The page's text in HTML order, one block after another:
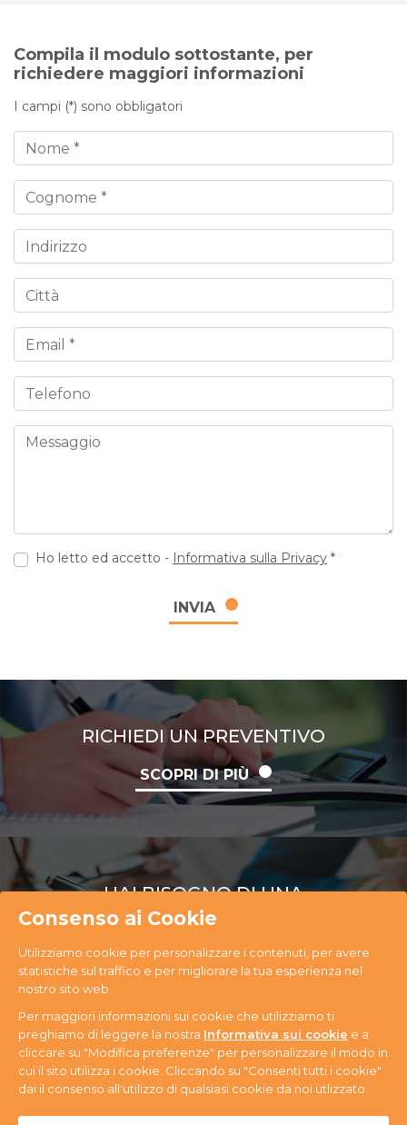
Compila il modulo sottostante, per
richiedere maggiori informazioni
I campi (*) sono obbligatori
Nome
Cognome
Indirizzo
Città
Email
Telefono
Messaggio
Ho letto ed accetto - Informativa sulla Privacy *
INVIA
RICHIEDI UN PREVENTIVO
SCOPRI DI PIÙ
HAI BISOGNO DI UNA
CONSULENZA
SCOPRI DI PIÙ
PR Ecology S.r.l. Via Antonini, 14 - 33074
Fontanafredda (PN) - Tel. +39 0434 365059 - P.IVA
n. 01080580937
Consenso ai Cookie
Utilizziamo cookie per personalizzare i contenuti, per avere
statistiche sul traffico e per migliorare la tua esperienza nel
nostro sito web.
Per maggiori informazioni sui cookie che utilizziamo ti
preghiamo di leggere la nostra Informativa sui cookie e a
cliccare su "Modifica preferenze" per personalizzare il modo in
cui il sito utilizza i cookie. Cliccando su "Consenti tutti i cookie"
dai il consenso all'utilizzo di qualsiasi cookie da noi utlizzato.